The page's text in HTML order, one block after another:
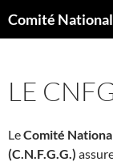
au
LE
LeComité
(C.N.F.G.G.)